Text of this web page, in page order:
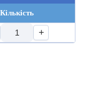
Кількість
+